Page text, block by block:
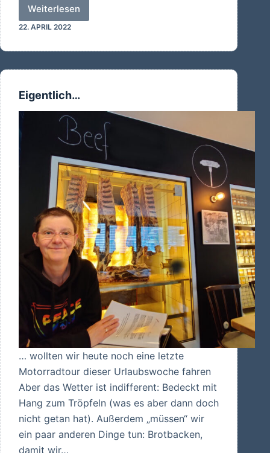
Weiterlesen
Was
sollen
erzählen?
22. APRIL 2022
Eigentlich…
… wollten wir heute noch eine letzte
Motorradtour dieser Urlaubswoche fahren
Aber das Wetter ist indifferent: Bedeckt mit
Hang zum Tröpfeln (was es aber dann doch
nicht getan hat). Außerdem „müssen“ wir
ein paar anderen Dinge tun: Brotbacken,
damit wir…